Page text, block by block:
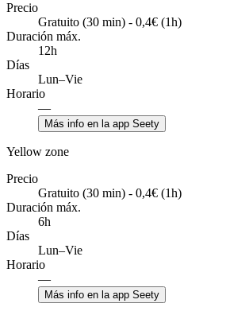
Precio
Gratuito (30 min) - 0,4€ (1h)
Duración máx.
12h
Días
Lun–Vie
Horario
—
Más info en la app Seety
Yellow zone
Precio
Gratuito (30 min) - 0,4€ (1h)
Duración máx.
6h
Días
Lun–Vie
Horario
—
Más info en la app Seety